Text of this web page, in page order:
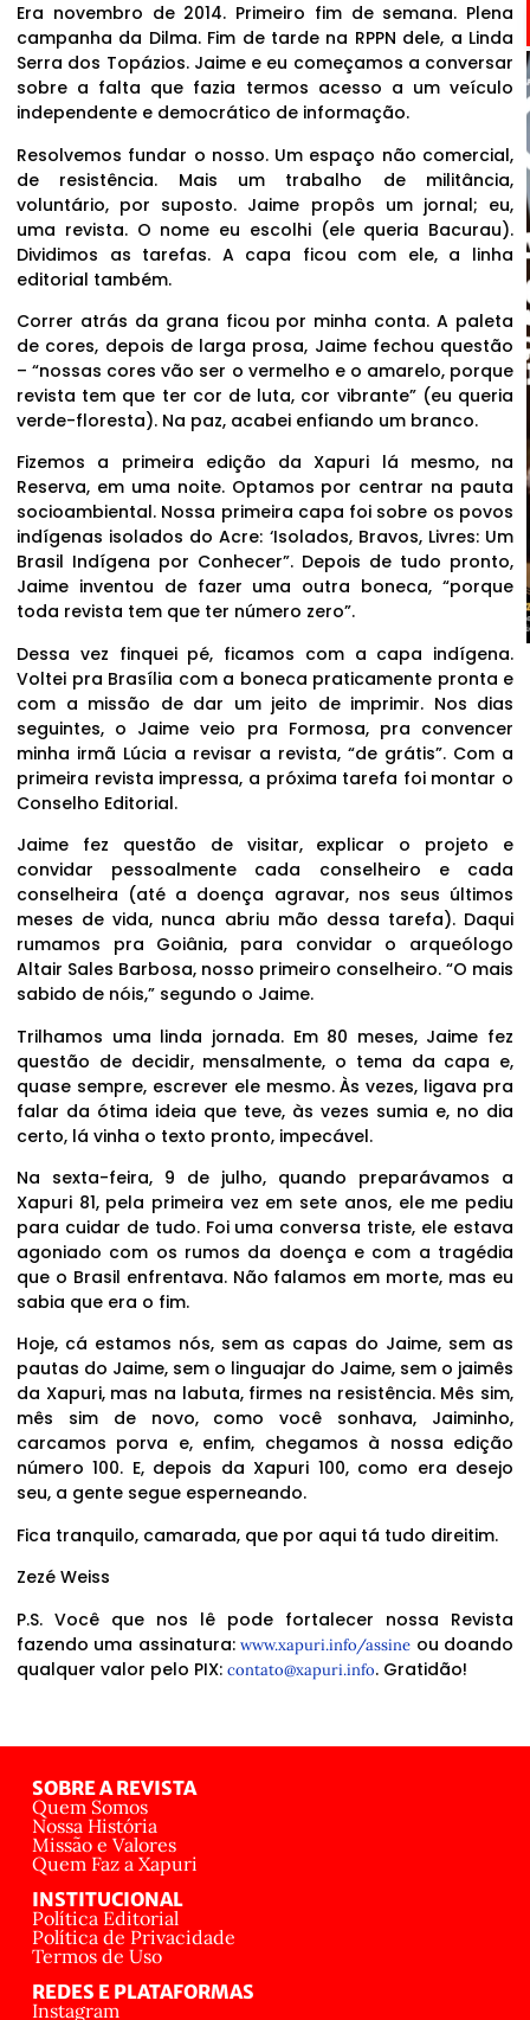
Era novembro de 2014. Primeiro fim de semana. Plena
campanha da Dilma. Fim de tarde na RPPN dele, a Linda
Serra dos Topázios. Jaime e eu começamos a conversar
sobre a falta que fazia termos acesso a um veículo
independente e democrático de informação.
Resolvemos fundar o nosso. Um espaço não comercial,
de resistência. Mais um trabalho de militância,
voluntário, por suposto. Jaime propôs um jornal; eu,
uma revista. O nome eu escolhi (ele queria Bacurau).
Dividimos as tarefas. A capa ficou com ele, a linha
editorial também.
Correr atrás da grana ficou por minha conta. A paleta
de cores, depois de larga prosa, Jaime fechou questão
– “nossas cores vão ser o vermelho e o amarelo, porque
revista tem que ter cor de luta, cor vibrante” (eu queria
verde-floresta). Na paz, acabei enfiando um branco.
Fizemos a primeira edição da Xapuri lá mesmo, na
Reserva, em uma noite. Optamos por centrar na pauta
socioambiental. Nossa primeira capa foi sobre os povos
indígenas isolados do Acre: ‘Isolados, Bravos, Livres: Um
Brasil Indígena por Conhecer”. Depois de tudo pronto,
Jaime inventou de fazer uma outra boneca, “porque
toda revista tem que ter número zero”.
Dessa vez finquei pé, ficamos com a capa indígena.
Voltei pra Brasília com a boneca praticamente pronta e
com a missão de dar um jeito de imprimir. Nos dias
seguintes, o Jaime veio pra Formosa, pra convencer
minha irmã Lúcia a revisar a revista, “de grátis”. Com a
primeira revista impressa, a próxima tarefa foi montar o
Conselho Editorial.
Jaime fez questão de visitar, explicar o projeto e
convidar pessoalmente cada conselheiro e cada
conselheira (até a doença agravar, nos seus últimos
meses de vida, nunca abriu mão dessa tarefa). Daqui
rumamos pra Goiânia, para convidar o arqueólogo
Altair Sales Barbosa, nosso primeiro conselheiro. “O mais
sabido de nóis,” segundo o Jaime.
Trilhamos uma linda jornada. Em 80 meses, Jaime fez
questão de decidir, mensalmente, o tema da capa e,
quase sempre, escrever ele mesmo. Às vezes, ligava pra
falar da ótima ideia que teve, às vezes sumia e, no dia
certo, lá vinha o texto pronto, impecável.
Na sexta-feira, 9 de julho, quando preparávamos a
Xapuri 81, pela primeira vez em sete anos, ele me pediu
para cuidar de tudo. Foi uma conversa triste, ele estava
agoniado com os rumos da doença e com a tragédia
que o Brasil enfrentava. Não falamos em morte, mas eu
sabia que era o fim.
Hoje, cá estamos nós, sem as capas do Jaime, sem as
pautas do Jaime, sem o linguajar do Jaime, sem o jaimês
da Xapuri, mas na labuta, firmes na resistência. Mês sim,
mês sim de novo, como você sonhava, Jaiminho,
carcamos porva e, enfim, chegamos à nossa edição
número 100. E, depois da Xapuri 100, como era desejo
seu, a gente segue esperneando.
Fica tranquilo, camarada, que por aqui tá tudo direitim.
Zezé Weiss
P.S. Você que nos lê pode fortalecer nossa Revista
fazendo uma assinatura:www.xapuri.info/assine ou doando
qualquer valor pelo PIX: contato@xapuri.info. Gratidão!
SOBRE A REVISTA
Quem Somos
Nossa História
Missão e Valores
Quem Faz a Xapuri
INSTITUCIONAL
Política Editorial
Política de Privacidade
Termos de Uso
REDES E PLATAFORMAS
Instagram